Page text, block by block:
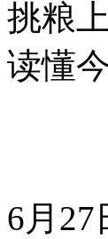
挑粮
读懂
6月